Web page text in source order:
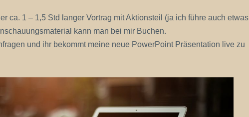
ca. 1 – 1,5 Std langer Vortrag mit Aktionsteil (ja ich führe auch etwas
kann man bei mir Buchen.
und ihr bekommt meine neue PowerPoint Präsentation live zu